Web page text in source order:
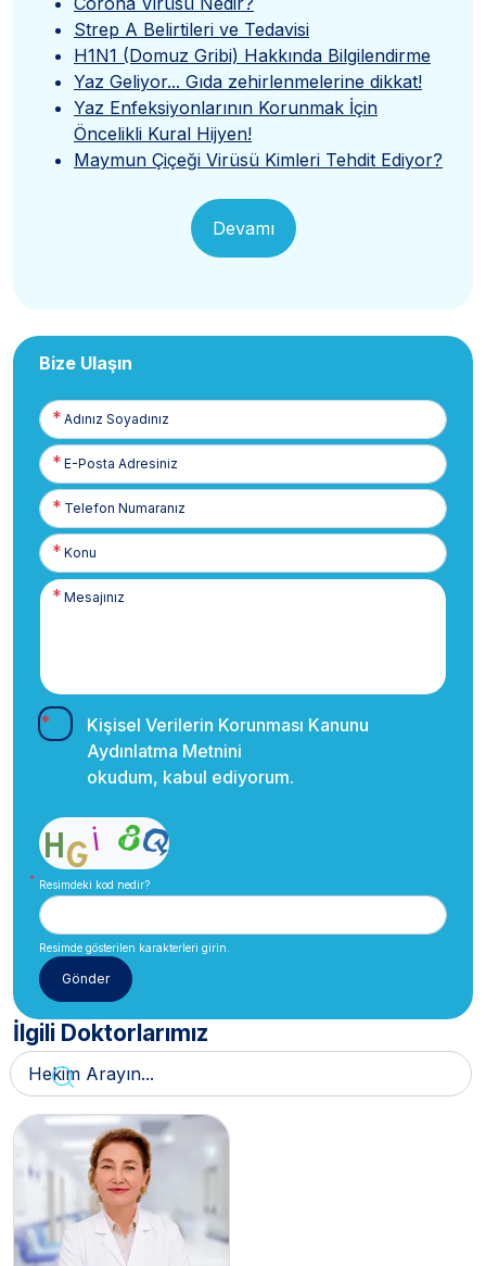
Strep A Belirtileri ve Tedavisi
H1N1 (Domuz Gribi) Hakkında Bilgilendirme
Yaz Geliyor... Gıda zehirlenmelerine dikkat!
Yaz Enfeksiyonlarının Korunmak İçin
Öncelikli Kural Hijyen!
Maymun Çiçeği Virüsü Kimleri Tehdit Ediyor?
Devamı
Bize Ulaşın
Adınız
Soyadınız
E-
Posta
Telefon
Numaranız
Kişisel Verilerin Korunması Kanunu
Aydınlatma Metnini
okudum, kabul ediyorum.
Resimdeki kod nedir?
Resimde gösterilen karakterleri girin.
İlgili Doktorlarımız